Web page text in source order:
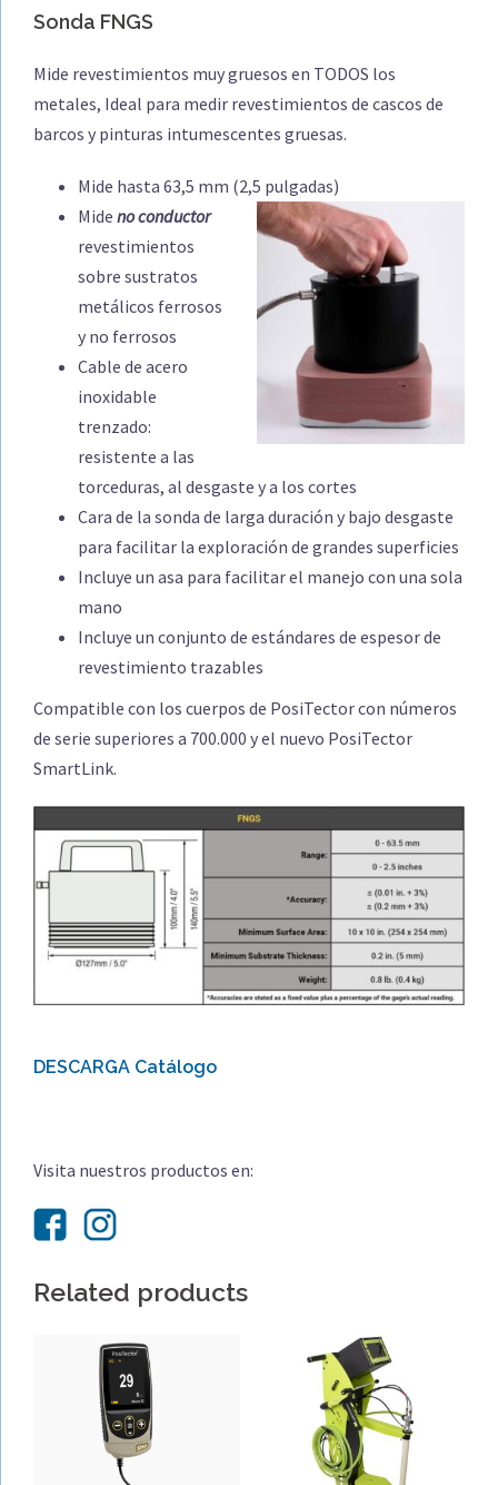
Sonda FNGS
Mide revestimientos muy gruesos en TODOS los
metales, Ideal para medir revestimientos de cascos de
barcos y pinturas intumescentes gruesas.
Mide hasta 63,5 mm (2,5 pulgadas)
Mide no conductor
revestimientos
sobre sustratos
metálicos ferrosos
y no ferrosos
Cable de acero
inoxidable
trenzado:
resistente a las
torceduras, al desgaste y a los cortes
Cara de la sonda de larga duración y bajo desgaste
para facilitar la exploración de grandes superficies
Incluye un asa para facilitar el manejo con una sola
mano
Incluye un conjunto de estándares de espesor de
revestimiento trazables
Compatible con los cuerpos de PosiTector con números
de serie superiores a 700.000 y el nuevo PosiTector
SmartLink.
DESCARGA Catálogo
Visita nuestros productos en:
Related products